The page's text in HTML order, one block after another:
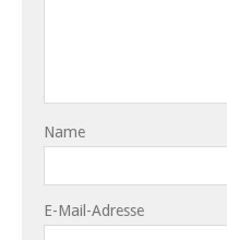
Name
E-Mail-Adresse